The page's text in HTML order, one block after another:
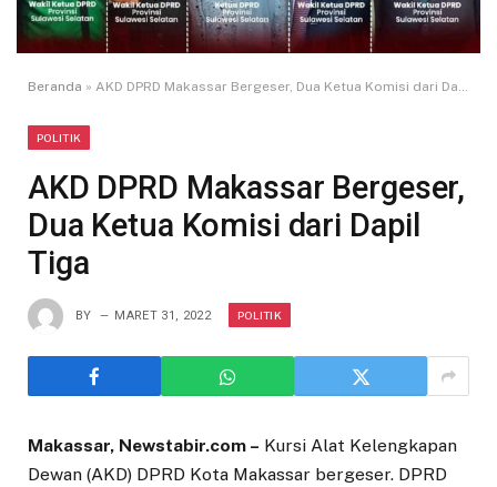
Beranda » AKD DPRD Makassar Bergeser, Dua Ketua Komisi dari Dapil Tiga
POLITIK
AKD DPRD Makassar Bergeser,
Dua Ketua Komisi dari Dapil
Tiga
BY MARET 31, 2022 POLITIK
Makassar, Newstabir.com – Kursi Alat Kelengkapan
Dewan (AKD) DPRD Kota Makassar bergeser. DPRD